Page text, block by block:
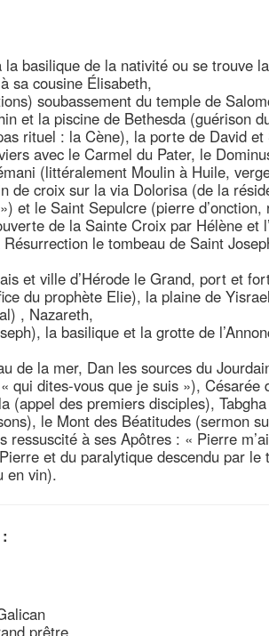
basilique de la nativité ou se trouve
sa cousine Élisabeth,
soubassement du temple de
et la piscine de Bethesda (guérison
rituel : la Cène), la porte de David
avec le Carmel du Pater, le
(littéralement Moulin à Huile,
de croix sur la via Dolorisa (de la
et le Saint Sepulcre (pierre d’onction,
de la Sainte Croix par Hélène et
le tombeau de Saint
et ville d’Hérode le Grand, port et
du prophète Elie), la plaine de
, Nazareth,
la basilique et la grotte de
de la mer, Dan les sources du
qui dites-vous que je suis »), Césarée
(appel des premiers disciples), Tabgha
le Mont des Béatitudes (sermon
à ses Apôtres : « Pierre
et du paralytique descendu par le
en vin).
prêtre